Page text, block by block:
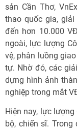
sản Cần Thơ,
thao quốc gia,
đến hơn 10.000
ngoài, lực lượng
vệ, phân luồng
tự. Nhờ đó, các
dựng hình ảnh
nghiệp trong mắt
Hiện nay, lực
bộ, chiến sĩ.